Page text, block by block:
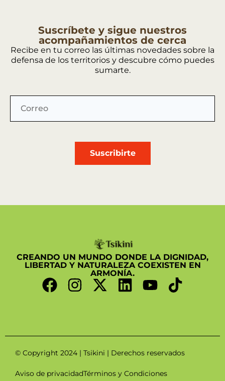
Suscríbete y sigue nuestros
acompañamientos de cerca
Recibe en tu correo las últimas novedades sobre la
defensa de los territorios y descubre cómo puedes
sumarte.
Suscribirte
CREANDO UN MUNDO DONDE LA DIGNIDAD,
LIBERTAD Y NATURALEZA COEXISTEN EN
ARMONÍA.
© Copyright 2024 | Tsikini | Derechos reservados
Aviso de privacidadTérminos y Condiciones